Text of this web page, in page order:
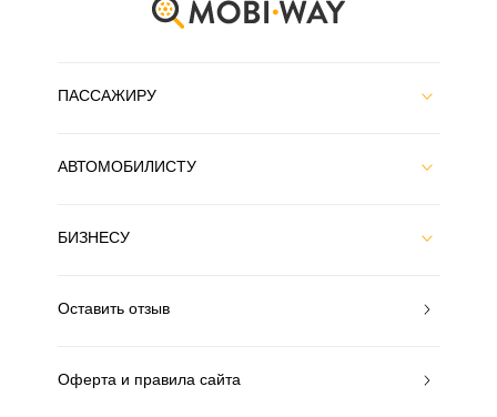
ПАССАЖИРУ
АВТОМОБИЛИСТУ
БИЗНЕСУ
Оставить отзыв
Оферта и правила сайта